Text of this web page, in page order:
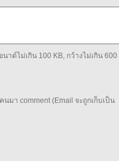
าด์ไม่เกิน 100 KB, กว้างไม่เกิน 600
นมา comment (Email จะถูกเก็บเป็น